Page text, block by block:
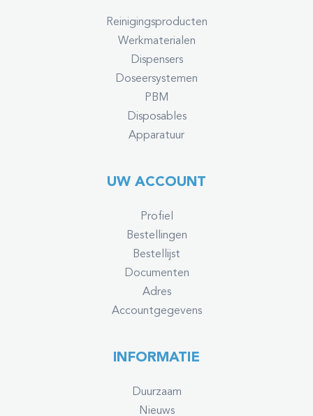
Reinigingsproducten
Werkmaterialen
Dispensers
Doseersystemen
PBM
Disposables
Apparatuur
UW ACCOUNT
Profiel
Bestellingen
Bestellijst
Documenten
Adres
Accountgegevens
INFORMATIE
Duurzaam
Nieuws